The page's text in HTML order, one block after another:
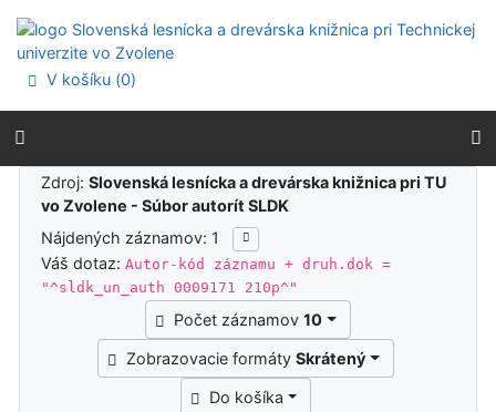
Prejsť na menu
Prehlásenie o webovej prístupnosti
V košíku (0)
Výsledky vyhľadávania
Zdroj:Slovenská lesnícka a drevárska knižnica pri TU
vo Zvolene - Súbor autorít SLDK
Nájdených záznamov: 1
Váš dotaz:Autor-kód záznamu + druh.dok =
"^sldk_un_auth 0009171 210p^"
Počet záznamov10
Zobrazovacie formátySkrátený
Do košíka